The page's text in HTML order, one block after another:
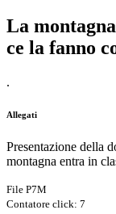
La
ce la fanno
.
Allegati
Presentazione della
montagna entra in
File P7M
Contatore click: 7